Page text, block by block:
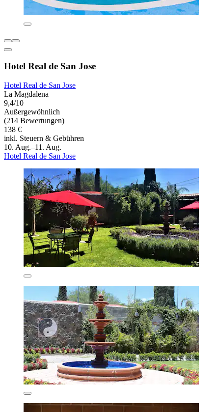
Hotel Real de San Jose
Hotel Real de San Jose
La Magdalena
9,4/10
Außergewöhnlich
(214 Bewertungen)
138 €
inkl. Steuern & Gebühren
10. Aug.–11. Aug.
Hotel Real de San Jose